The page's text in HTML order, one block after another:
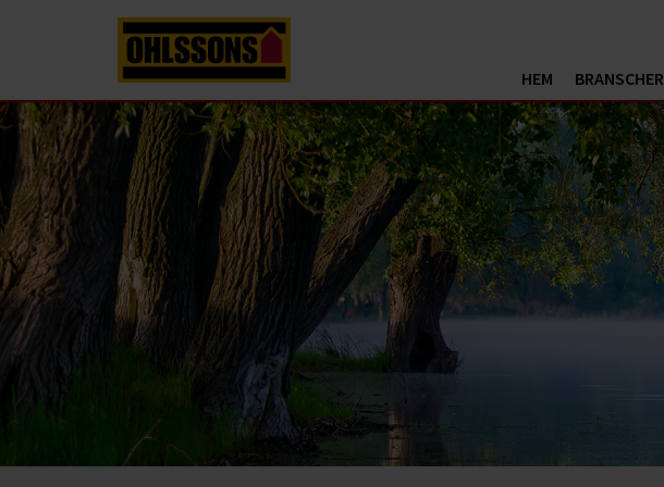
HEM BRANSCHER